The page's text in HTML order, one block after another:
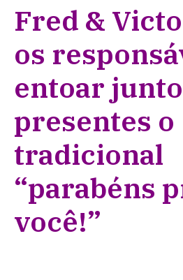
Fred &
os
entoar
presentes o
tradicional
“parabéns
você!”